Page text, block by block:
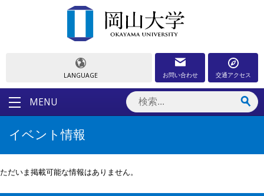
LANGUAGE お問い合わせ 交通アクセス
MENU
イベント情報
ただいま掲載可能な情報はありません。